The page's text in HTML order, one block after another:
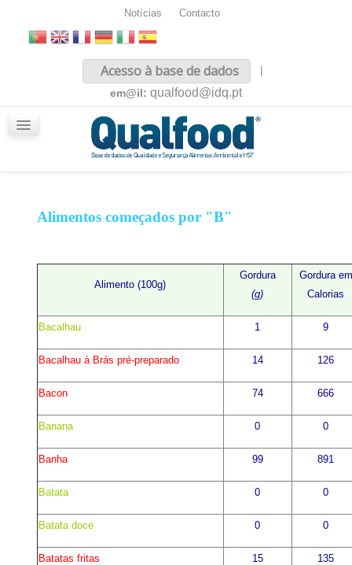
Notícias Contacto
Acesso à base de dados
|
em@il: qualfood@idq.pt
Alimentos começados por "B"
Alimento (100g)
Gordura
(g)
Gordura em
Calorias
Bacalhau 1 9
Bacalhau à Brás pré-preparado 14 126
Bacon 74 666
Banana 0 0
Banha 99 891
Batata 0 0
Batata doce 0 0
Batatas fritas 15 135